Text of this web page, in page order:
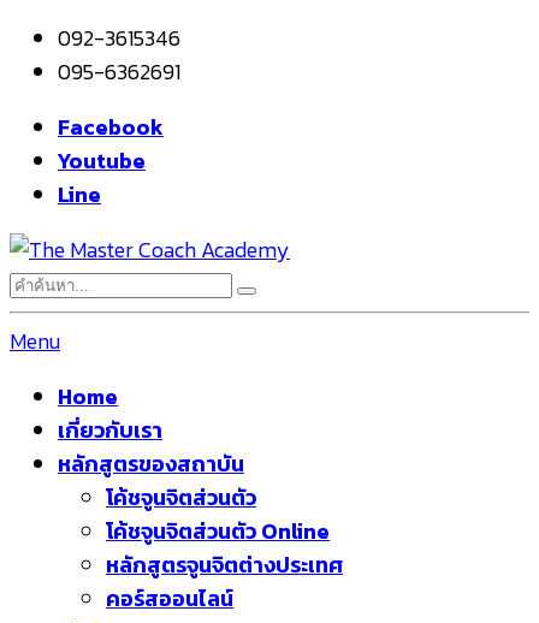
092-3615346
095-6362691
Facebook
Youtube
Line
Menu
Home
เกี่ยวกับเรา
หลักสูตรของสถาบัน
โค้ชจูนจิตส่วนตัว
โค้ชจูนจิตส่วนตัว Online
หลักสูตรจูนจิตต่างประเทศ
คอร์สออนไลน์